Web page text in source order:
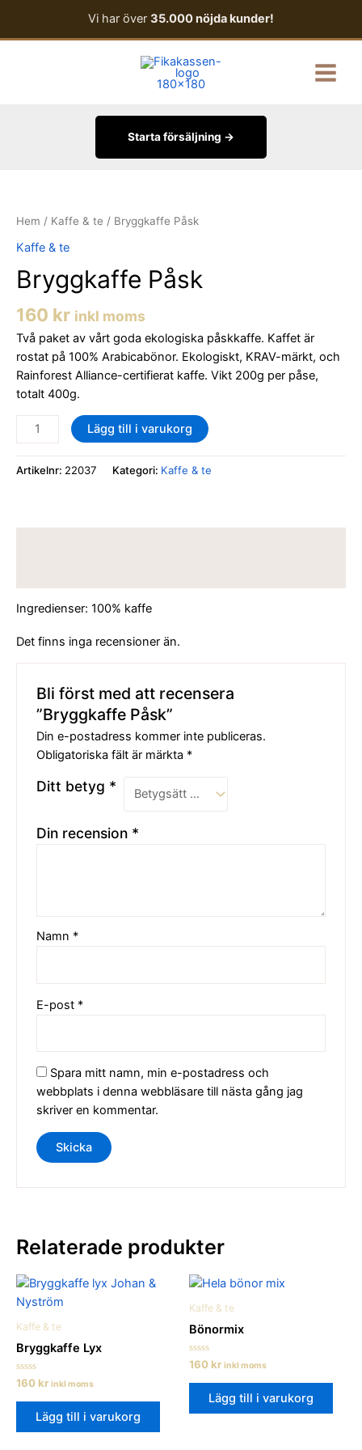
innehåll
Vi har över 35.000 nöjda kunder!
Menu
Starta försäljning →
Hem / Kaffe & te / Bryggkaffe Påsk
Kaffe & te
Bryggkaffe Påsk
160 kr inkl moms
Två paket av vårt goda ekologiska påskkaffe. Kaffet är
rostat på 100% Arabicabönor. Ekologiskt, KRAV-märkt, och
Rainforest Alliance-certifierat kaffe. Vikt 200g per påse,
totalt 400g.
mängd
Lägg till i varukorg
Artikelnr: 22037 Kategori: Kaffe & te
Ingredienser: 100% kaffe
Det finns inga recensioner än.
Bli först med att recensera
”Bryggkaffe Påsk”
Din e-postadress kommer inte publiceras.
Obligatoriska fält är märkta *
Ditt betyg *
Din recension *
Namn *
E-post *
Spara mitt namn, min e-postadress och
webbplats i denna webbläsare till nästa gång jag
skriver en kommentar.
Relaterade produkter
Kaffe & te
Bryggkaffe Lyx
Betygsatt
0
av
160 kr inkl moms
Lägg till i varukorg
Kaffe & te
Bönormix
Betygsatt
0
av
160 kr inkl moms
Lägg till i varukorg